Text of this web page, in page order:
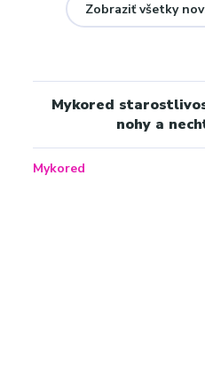
Zobraziť všetky
Mykored
nohy a
Mykored